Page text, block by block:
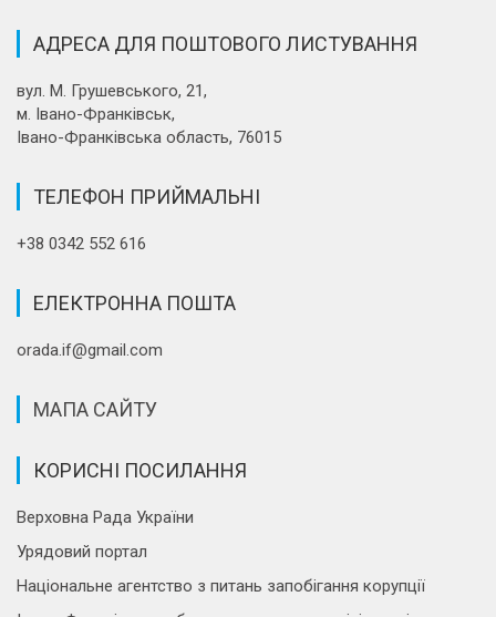
АДРЕСА ДЛЯ ПОШТОВОГО ЛИСТУВАННЯ
вул. М. Грушевського, 21,
м. Івано-Франківськ,
Івано-Франківська область, 76015
ТЕЛЕФОН ПРИЙМАЛЬНІ
+38 0342 552 616
ЕЛЕКТРОННА ПОШТА
orada.if@gmail.com
МАПА САЙТУ
КОРИСНІ ПОСИЛАННЯ
Верховна Рада України
Урядовий портал
Національне агентство з питань запобігання корупції